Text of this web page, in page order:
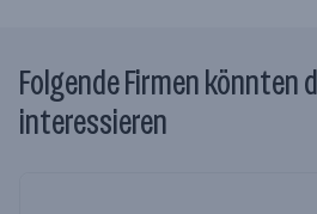
Folgende Firmen könnten
interessieren